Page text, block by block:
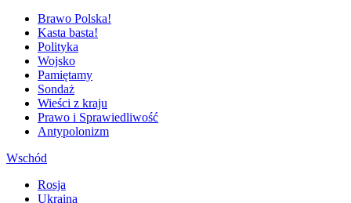
Brawo Polska!
Kasta basta!
Polityka
Wojsko
Pamiętamy
Sondaż
Wieści z kraju
Prawo i Sprawiedliwość
Antypolonizm
Wschód
Rosja
Ukraina